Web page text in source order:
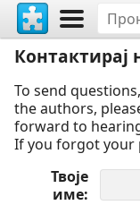
Контактирај
To send
the authors,
forward to
If you forgot your
Твоје
име